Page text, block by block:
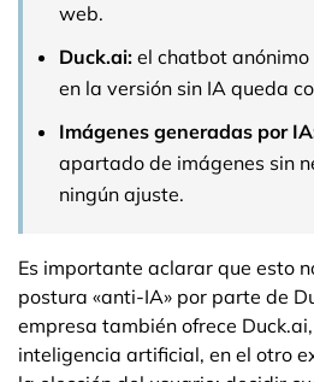
web.
Duck.ai: el chatbot anónimo
en la versión sin IA queda
Imágenes generadas por
apartado de imágenes sin
ningún ajuste.
Es importante aclarar que esto
postura «anti-IA» por parte de
empresa también ofrece
inteligencia artificial, en el otro